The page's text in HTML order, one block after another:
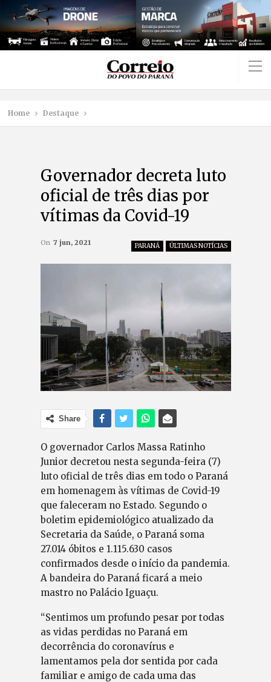
Home Destaque
Governador decreta luto
oficial de três dias por
vítimas da Covid-19
PARANÁ ÚLTIMAS NOTÍCIAS
On 7 jun, 2021
Share
O governador Carlos Massa Ratinho
Junior decretou nesta segunda-feira (7)
luto oficial de três dias em todo o Paraná
em homenagem às vítimas de Covid-19
que faleceram no Estado. Segundo o
boletim epidemiológico atualizado da
Secretaria da Saúde, o Paraná soma
27.014 óbitos e 1.115.630 casos
confirmados desde o início da pandemia.
A bandeira do Paraná ficará a meio
mastro no Palácio Iguaçu.
“Sentimos um profundo pesar por todas
as vidas perdidas no Paraná em
decorrência do coronavírus e
lamentamos pela dor sentida por cada
familiar e amigo de cada uma das